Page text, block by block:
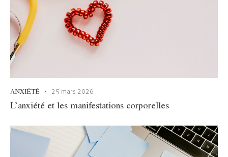
ANXIÉTÉ 25 mars 2026
L’anxiété et les manifestations corporelles